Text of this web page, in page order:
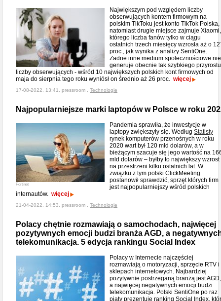
Największym pod względem liczby
obserwujących kontem firmowym na
polskim TikToku jest konto TikTok Polska,
natomiast drugie miejsce zajmuje Xiaomi,
którego liczba fanów tylko w ciągu
ostatnich trzech miesięcy wzrosła aż o
proc., jak wynika z analizy SentiOne.
Żadne inne medium społecznościowe nie
generuje obecnie tak szybkiego przyrostu
liczby obserwujących - wśród 10 największych polskich kont firmowych od
maja do sierpnia tego roku wyniósł on średnio aż 26 proc. więcej
17-08-2022, 13:41, pressroom , Technologie
Najpopularniejsze marki laptopów w Polsce w roku
Fortinet
Pandemia sprawiła, że inwestycje w
laptopy zwiększyły się. Według Statisty
rynek komputerów przenośnych w roku
2020 wart był 120 mld dolarów, a w
bieżącym szacuje się jego wartość na
mld dolarów – byłby to największy wzrost
na przestrzeni kilku ostatnich lat. W
związku z tym polski ClickMeeting
postanowił sprawdzić, sprzęt których firm
jest najpopularniejszy wśród polskich
internautów. więcej
21-04-2022, 14:53, pressroom , Technologie
Polacy chętnie rozmawiają o samochodach, najwięcej
pozytywnych emocji budzi branża AGD, a
telekomunikacja. 5 edycja rankingu Social Index
Polacy w Internecie najczęściej
rozmawiają o motoryzacji, sprzęcie RTV i
sklepach internetowych. Najbardziej
pozytywnie postrzeganą branżą jest AGD,
a najwięcej negatywnych emocji budzi
telekomunikacja. Polski SentiOne po raz
piąty prezentuje ranking Social Index,